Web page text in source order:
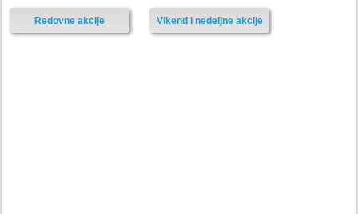
Vikend i nedeljne akcije
Redovne akcije